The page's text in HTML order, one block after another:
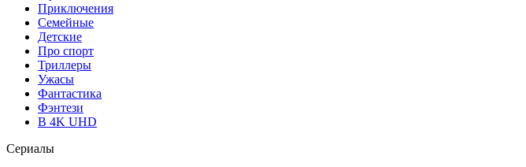
Приключения
Семейные
Детские
Про спорт
Триллеры
Ужасы
Фантастика
Фэнтези
В 4K UHD
Сериалы